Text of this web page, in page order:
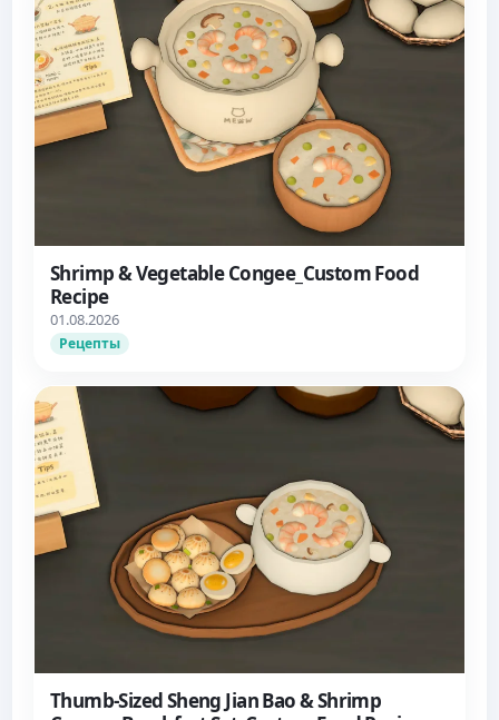
Shrimp & Vegetable Congee_Custom Food
Recipe
01.08.2026
Рецепты
Thumb-Sized Sheng Jian Bao & Shrimp